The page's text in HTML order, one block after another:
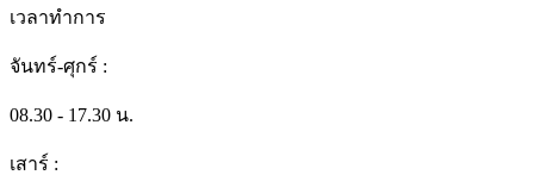
เวลาทำการ
จันทร์-ศุกร์ :
08.30 - 17.30 น.
เสาร์ :